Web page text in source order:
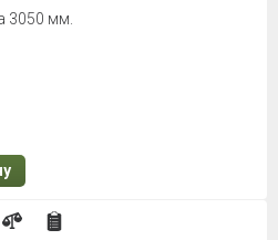
3050 мм.